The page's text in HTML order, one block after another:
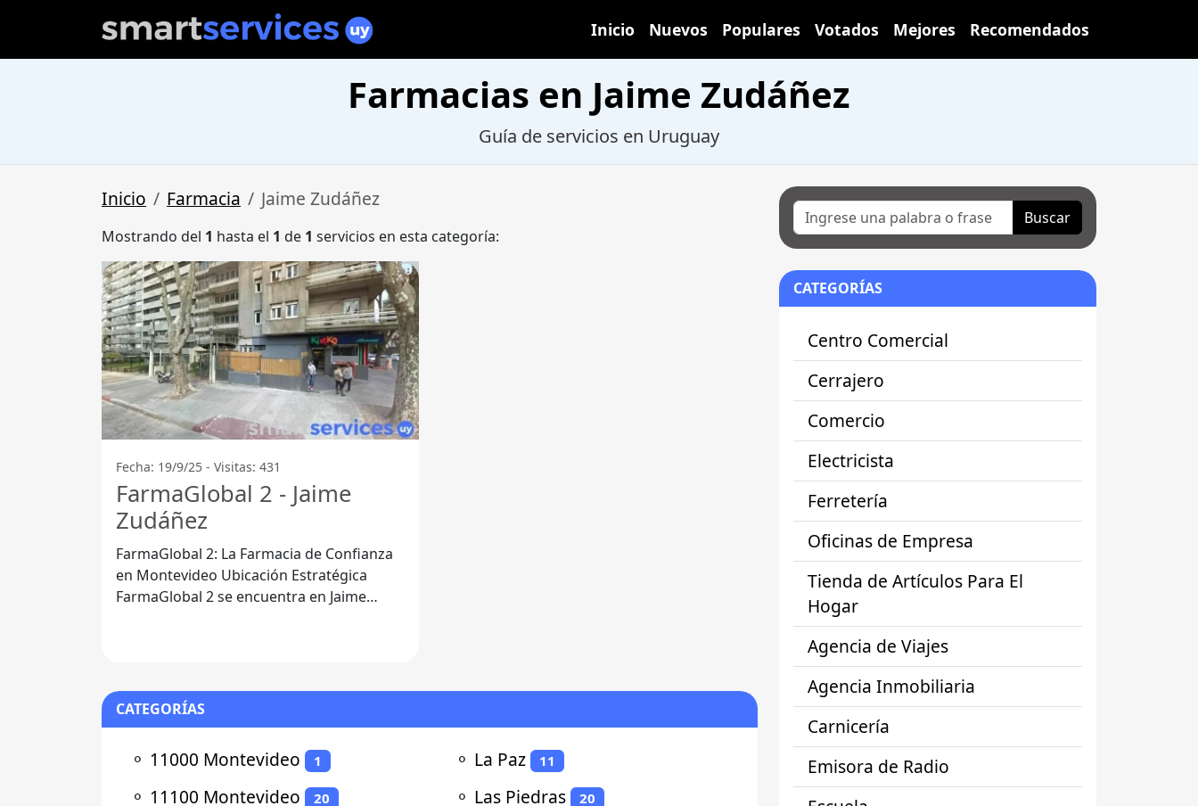
Inicio Nuevos Populares Votados Mejores Recomendados
Farmacias en Jaime Zudáñez
Guía de servicios en Uruguay
Inicio Farmacia Jaime Zudáñez
Mostrando del 1 hasta el 1 de 1 servicios en esta categoría:
Fecha: 19/9/25 - Visitas: 431
FarmaGlobal 2 - Jaime
Zudáñez
FarmaGlobal 2: La Farmacia de Confianza
en Montevideo Ubicación Estratégica
FarmaGlobal 2 se encuentra en Jaime
CATEGORÍAS
⚬ 11000 Montevideo 1
⚬ 11100 Montevideo 20
⚬ La Paz 11
⚬ Las Piedras 20
Buscar
CATEGORÍAS
Centro Comercial
Cerrajero
Comercio
Electricista
Ferretería
Oficinas de Empresa
Tienda de Artículos Para El
Hogar
Agencia de Viajes
Agencia Inmobiliaria
Carnicería
Emisora de Radio